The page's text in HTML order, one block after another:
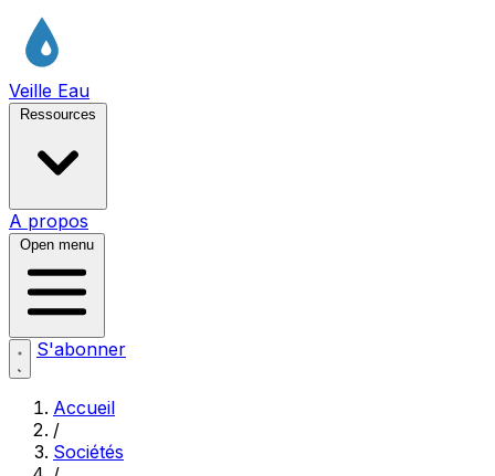
Veille Eau
Ressources
A propos
Open menu
S'abonner
Accueil
/
Sociétés